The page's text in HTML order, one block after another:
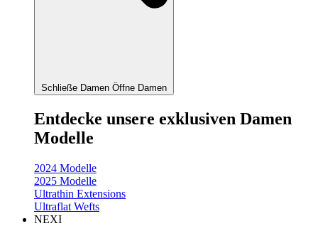
Schließe Damen Öffne Damen
Entdecke unsere exklusiven Damen
Modelle
2024 Modelle
2025 Modelle
Ultrathin Extensions
Ultraflat Wefts
NEXI